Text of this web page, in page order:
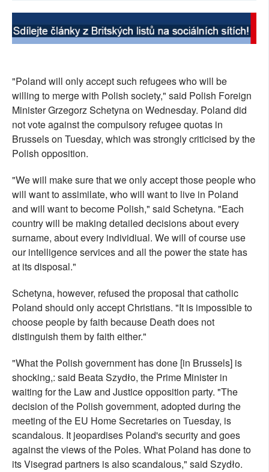
SOCIÁLNÍ SÍTĚ
PLNÁ VERZE STRÁNEK
"Poland will only accept such refugees who will be
willing to merge with Polish society," said Polish Foreign
Minister Grzegorz Schetyna on Wednesday. Poland did
not vote against the compulsory refugee quotas in
Brussels on Tuesday, which was strongly criticised by the
Polish opposition.
"We will make sure that we only accept those people who
will want to assimilate, who will want to live in Poland
and will want to become Polish," said Schetyna. "Each
country will be making detailed decisions about every
surname, about every individiual. We will of course use
our intelligence services and all the power the state has
at its disposal."
Schetyna, however, refused the proposal that catholic
Poland should only accept Christians. "It is impossible to
choose people by faith because Death does not
distinguish them by faith either."
"What the Polish government has done [in Brussels] is
shocking,: said Beata Szydło, the Prime Minister in
waiting for the Law and Justice opposition party. "The
decision of the Polish government, adopted during the
meeting of the EU Home Secretaries on Tuesday, is
scandalous. It jeopardises Poland's security and goes
against the views of the Poles. What Poland has done to
its Visegrad partners is also scandalous," said Szydło.